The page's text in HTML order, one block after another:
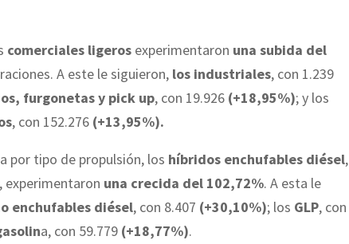
comerciales ligeros experimentaron una subida del
A este le siguieron, los industriales, con 1.239
furgonetas y pick up, con 19.926 (+18,95%); y los
, con 152.276 (+13,95%).
por tipo de propulsión, los híbridos enchufables diésel,
experimentaron una crecida del 102,72%. A esta le
enchufables diésel, con 8.407 (+30,10%); los GLP, con
a, con 59.779 (+18,77%).